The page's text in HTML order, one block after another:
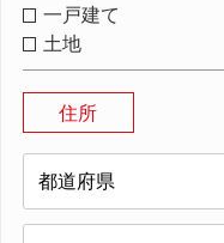
一戸建て
土地
住所